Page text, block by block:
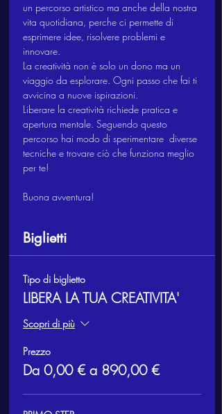
un percorso artistico ma anche della nostra
vita quotidiana, perche ci permette di
esprimere idee, risolvere problemi e
innovare.
La creatività non è solo un dono ma un
viaggio da esplorare. Ogni passo che fai ti
avvicina a nuove ispirazioni.
Liberare la creatività richiede pratica e
apertura mentale. Seguendo questo
percorso hai modo di sperimentare  diverse
tecniche e trovare ciò che funziona meglio
per te!
Buona avventura!
Biglietti
Tipo di biglietto
LIBERA LA TUA CREATIVITA'
Scopri di più
Prezzo
Da 0,00 € a 890,00 €